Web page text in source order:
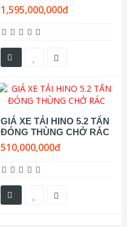
1,595,000,000đ
GIÁ XE TẢI HINO 5.2 TẤN
ĐÓNG THÙNG CHỞ RÁC
510,000,000đ